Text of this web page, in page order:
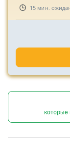
15 мин.
которые